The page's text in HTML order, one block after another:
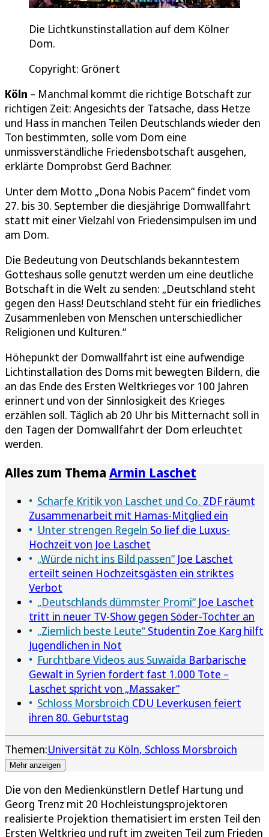
Die Lichtkunstinstallation auf dem Kölner
Dom.
Copyright: Grönert
Köln – Manchmal kommt die richtige Botschaft zur
richtigen Zeit: Angesichts der Tatsache, dass Hetze
und Hass in manchen Teilen Deutschlands wieder den
Ton bestimmten, solle vom Dom eine
unmissverständliche Friedensbotschaft ausgehen,
erklärte Domprobst Gerd Bachner.
Unter dem Motto „Dona Nobis Pacem“ findet vom
27. bis 30. September die diesjährige Domwallfahrt
statt mit einer Vielzahl von Friedensimpulsen im und
am Dom.
Die Bedeutung von Deutschlands bekanntestem
Gotteshaus solle genutzt werden um eine deutliche
Botschaft in die Welt zu senden: „Deutschland steht
gegen den Hass! Deutschland steht für ein friedliches
Zusammenleben von Menschen unterschiedlicher
Religionen und Kulturen.“
Höhepunkt der Domwallfahrt ist eine aufwendige
Lichtinstallation des Doms mit bewegten Bildern, die
an das Ende des Ersten Weltkrieges vor 100 Jahren
erinnert und von der Sinnlosigkeit des Krieges
erzählen soll. Täglich ab 20 Uhr bis Mitternacht soll in
den Tagen der Domwallfahrt der Dom erleuchtet
werden.
Alles zum Thema Armin Laschet
Scharfe Kritik von Laschet und Co. ZDF räumt
Zusammenarbeit mit Hamas-Mitglied ein
Unter strengen Regeln So lief die Luxus-
Hochzeit von Joe Laschet
„Würde nicht ins Bild passen“ Joe Laschet
erteilt seinen Hochzeitsgästen ein striktes
Verbot
„Deutschlands dümmster Promi“ Joe Laschet
tritt in neuer TV-Show gegen Söder-Tochter an
„Ziemlich beste Leute“ Studentin Zoe Karg hilft
Jugendlichen in Not
Furchtbare Videos aus Suwaida Barbarische
Gewalt in Syrien fordert fast 1.000 Tote –
Laschet spricht von „Massaker“
Schloss Morsbroich CDU Leverkusen feiert
ihren 80. Geburtstag
Themen:Universität zu Köln Schloss Morsbroich
Mehr anzeigen
Die von den Medienkünstlern Detlef Hartung und
Georg Trenz mit 20 Hochleistungsprojektoren
realisierte Projektion thematisiert im ersten Teil den
Ersten Weltkrieg und ruft im zweiten Teil zum Frieden